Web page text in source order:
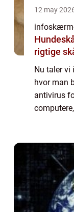
12 may
rigtige
Nu taler vi
hvor man
antivirus